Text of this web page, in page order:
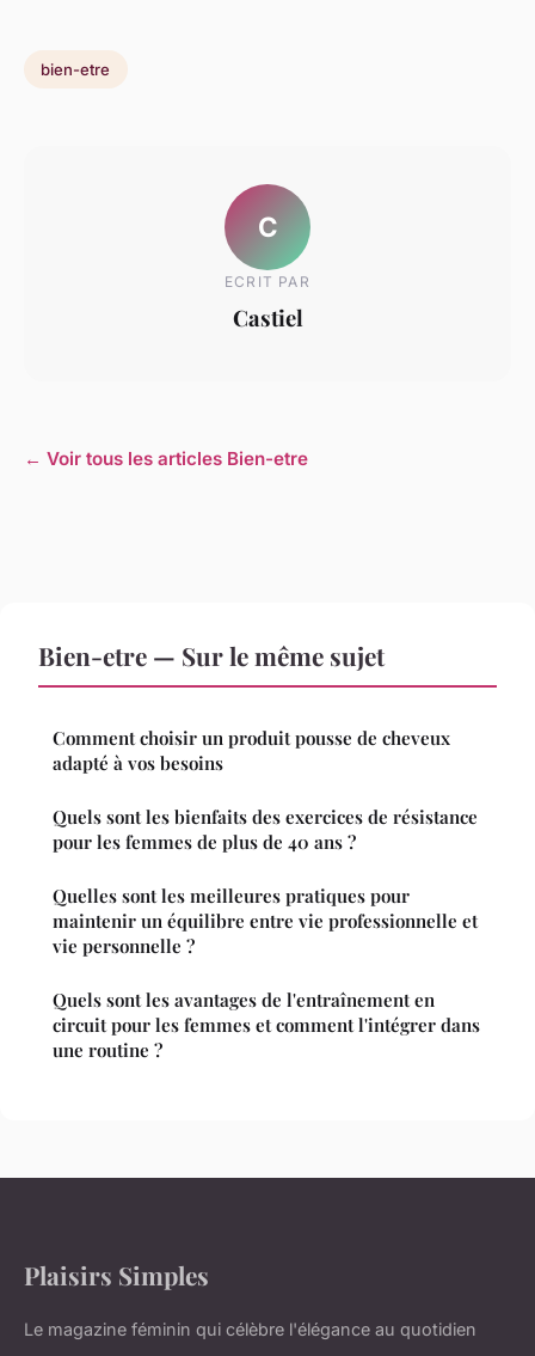
bien-etre
C
ECRIT PAR
Castiel
← Voir tous les articles Bien-etre
Bien-etre — Sur le même sujet
Comment choisir un produit pousse de cheveux
adapté à vos besoins
Quels sont les bienfaits des exercices de résistance
pour les femmes de plus de 40 ans ?
Quelles sont les meilleures pratiques pour
maintenir un équilibre entre vie professionnelle et
vie personnelle ?
Quels sont les avantages de l'entraînement en
circuit pour les femmes et comment l'intégrer dans
une routine ?
Plaisirs Simples
Le magazine féminin qui célèbre l'élégance au quotidien